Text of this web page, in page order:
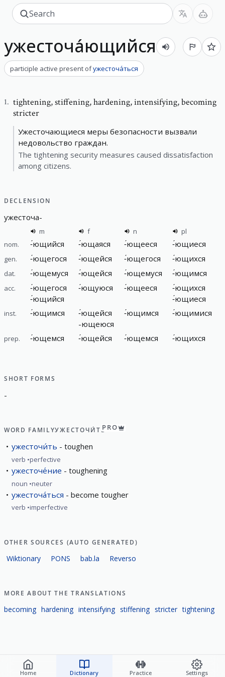
Home Dictionary Practice Settings
ужесточа́ющийся
participle active present ofужесточа́ться
1. tightening,stiffening, hardening, intensifying, becoming
stricter
Ужесточающиеся меры безопасности вызвали
недовольство граждан.
The tightening security measures caused dissatisfaction
among citizens.
DECLENSION
ужесточа-
m f n
pl
nom.
-́ющийся -́ющаяся -́ющееся -́ющиеся
gen. -́ющегося -́ющейся -́ющегося -́ющихся
dat. -́ющемуся -́ющейся -́ющемуся -́ющимся
acc. -́ющегося
-́ющийся
-́ющуюся -́ющееся -́ющихся
-́ющиеся
inst. -́ющимся -́ющейся
-ющеюся
-́ющимся -́ющимися
prep. -́ющемся -́ющейся -́ющемся -́ющихся
SHORT FORMS
-
WORD FAMILYУЖЕСТОЧИ́ТЬPRO
ужесточи́ть toughen
verb perfective
ужесточе́ние toughening
noun neuter
ужесточа́ться become tougher
verb imperfective
OTHER SOURCES (AUTO GENERATED)
Wiktionary PONS bab.la Reverso
MORE ABOUT THE TRANSLATIONS
becoming hardening intensifying stiffening stricter tightening